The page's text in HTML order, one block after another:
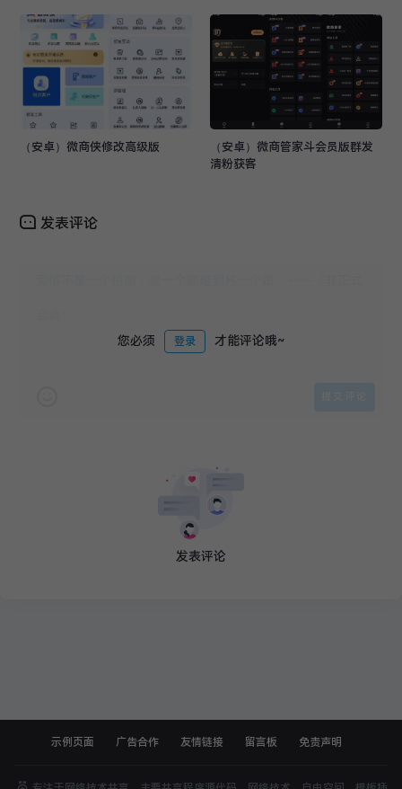
（安卓）微商侠修改高级版
（安卓）微商管家斗会员版群发
清粉获客
发表评论
您必须 登录 才能评论哦~
发表评论
示例页面 广告合作 友情链接 留言板 免责声明